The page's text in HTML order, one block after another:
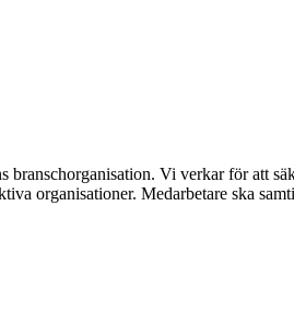
branschorganisation. Vi verkar för att
organisationer. Medarbetare ska